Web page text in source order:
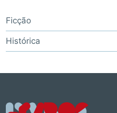
Ficção
Histórica